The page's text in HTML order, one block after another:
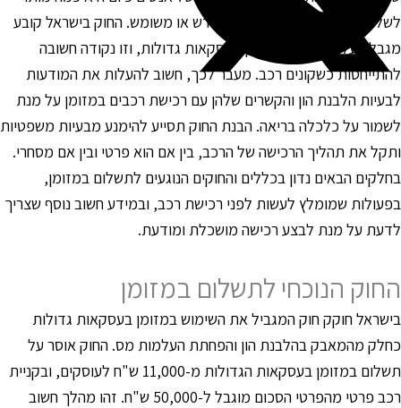
במזומן בעת רכישת רכב חדש או משומש. החוק בישראל קובע
על התשלום במזומן בעסקאות גדולות, וזו נקודה חשובה
כשקונים רכב. מעבר לכך, חשוב להעלות את המודעות
הלבנת הון והקשרים שלהן עם רכישת רכבים במזומן על מנת
על כלכלה בריאה. הבנת החוק תסייע להימנע מבעיות משפטיות
את תהליך הרכישה של הרכב, בין אם הוא פרטי ובין אם מסחרי.
הבאים נדון בכללים והחוקים הנוגעים לתשלום במזומן,
שמומלץ לעשות לפני רכישת רכב, ובמידע חשוב נוסף שצריך
על מנת לבצע רכישה מושכלת ומודעת.
הנוכחי לתשלום במזומן
חוקק חוק המגביל את השימוש במזומן בעסקאות גדולות
מהמאבק בהלבנת הון והפחתת העלמות מס. החוק אוסר על
תשלום במזומן בעסקאות הגדולות מ-11,000 ש"ח לעוסקים, ובקניית
רכב פרטי מהפרטי הסכום מוגבל ל-50,000 ש"ח. זהו מהלך חשוב